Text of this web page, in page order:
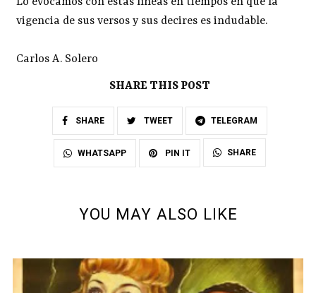
vigencia de sus versos y sus decires es indudable.
Carlos A. Solero
SHARE THIS POST
SHARE TWEET TELEGRAM
WHATSAPP PIN IT SHARE
YOU MAY ALSO LIKE